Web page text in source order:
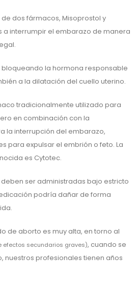
dos fármacos, Misoprostol y
interrumpir el embarazo de manera
bloqueando la hormona responsable
a la dilatación del cuello uterino.
tradicionalmente utilizado para
en combinación con la
la interrupción del embarazo,
para expulsar el embrión o feto. La
es Cytotec.
ser administradas bajo estricto
podría dañar de forma
de aborto es muy alta, en torno al
efectos secundarios graves), cuando se
nuestros profesionales tienen años